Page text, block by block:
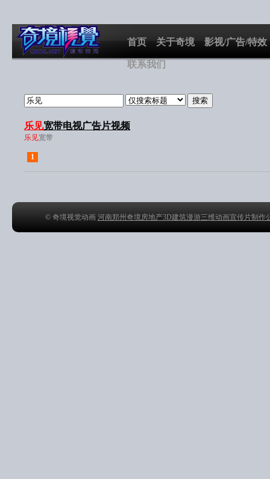
首页 关于奇境 影视/广告/特效
联系我们
乐见宽带电视广告片视频
乐见宽带
1
© 奇境视觉动画 河南郑州奇境房地产3D建筑漫游三维动画宣传片制作